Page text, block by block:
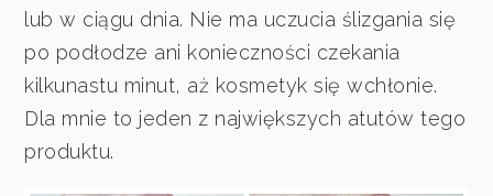
lub w ciągu dnia. Nie ma uczucia ślizgania się
po podłodze ani konieczności czekania
kilkunastu minut, aż kosmetyk się wchłonie.
Dla mnie to jeden z największych atutów tego
produktu.